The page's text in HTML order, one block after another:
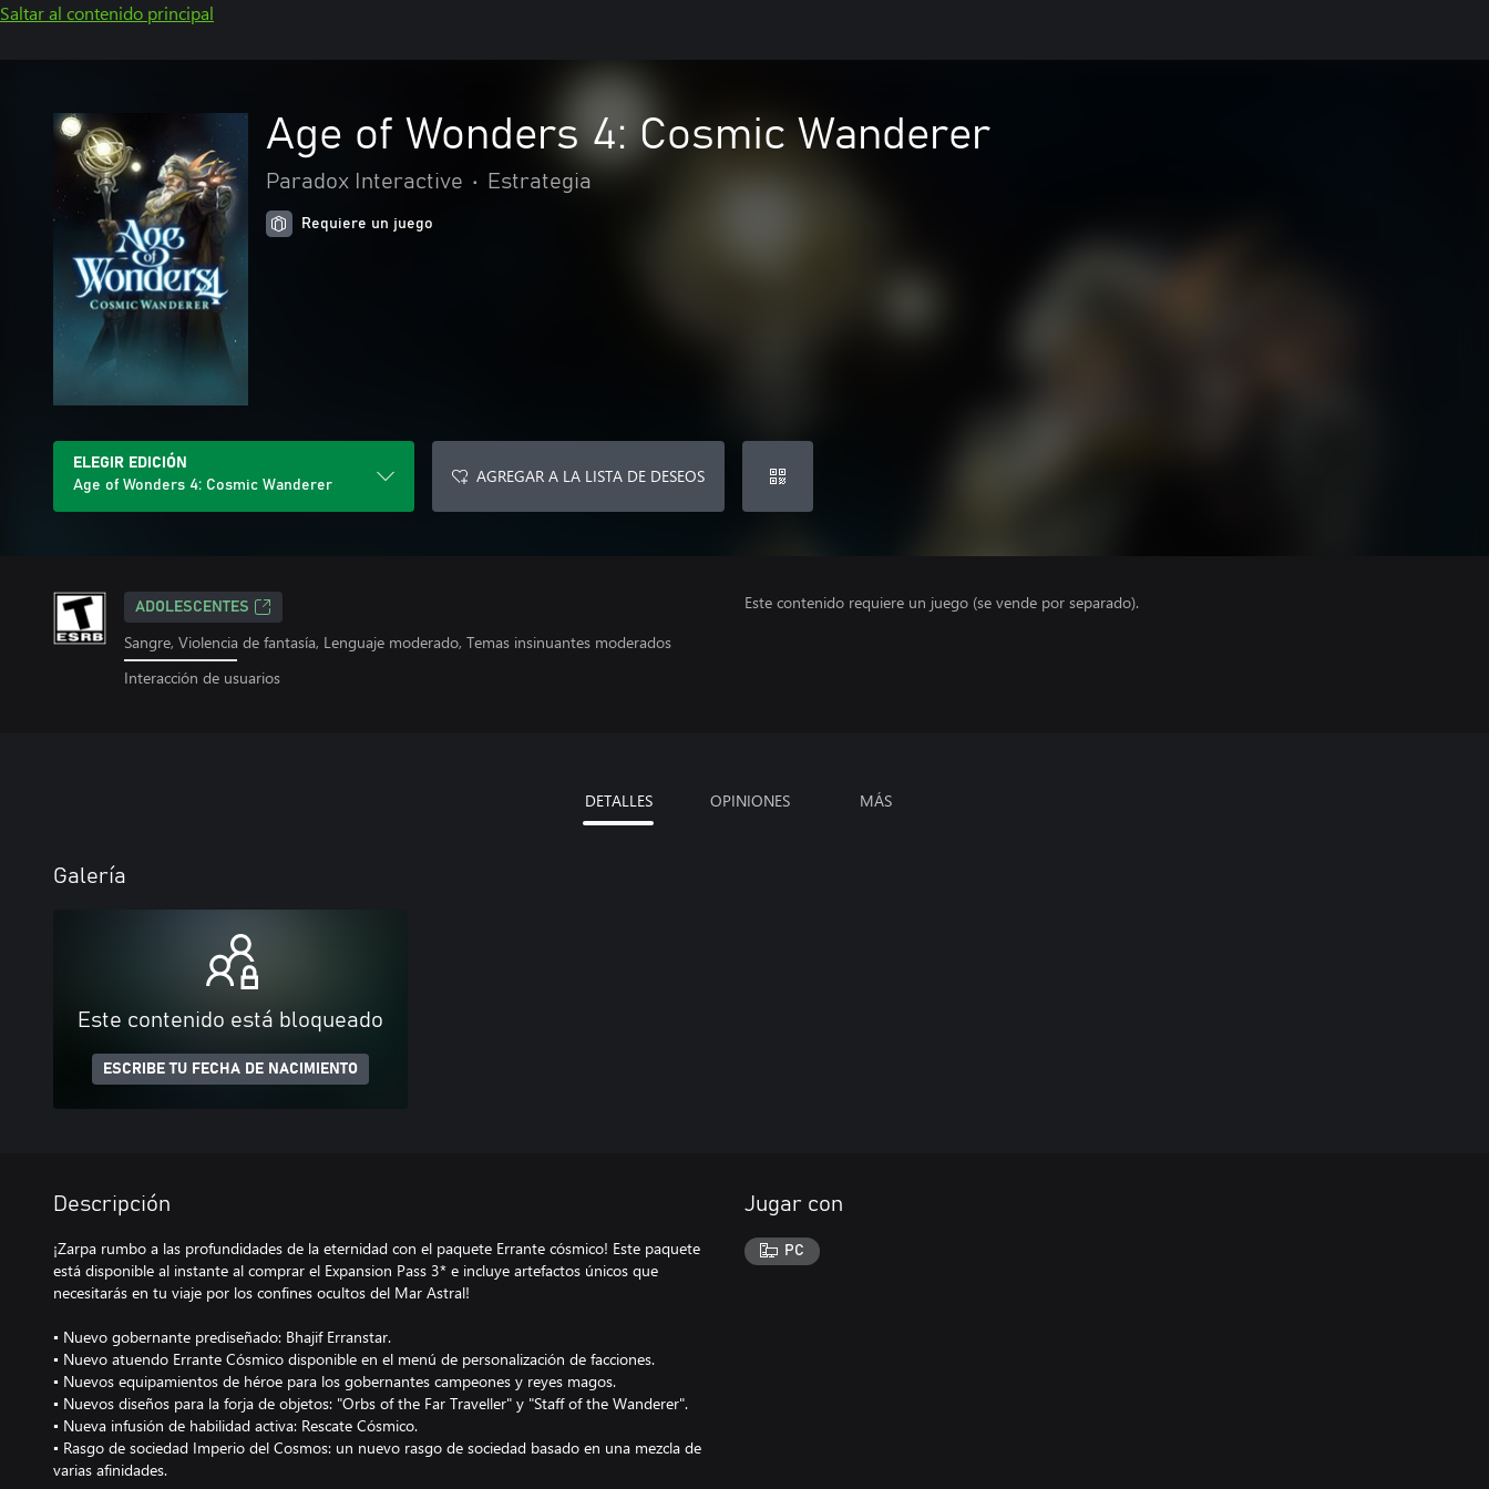
Saltar al contenido principal
Age of Wonders 4: Cosmic Wanderer
Paradox Interactive • Estrategia
Requiere un juego
ELEGIR EDICIÓN
Age of Wonders 4: Cosmic Wanderer
AGREGAR A LA LISTA DE DESEOS
ADOLESCENTES
Sangre, Violencia de fantasía, Lenguaje moderado, Temas insinuantes moderados
Interacción de usuarios
Este contenido requiere un juego (se vende por separado).
DETALLES OPINIONES MÁS
Galería
Este contenido está bloqueado
ESCRIBE TU FECHA DE NACIMIENTO
Descripción
¡Zarpa rumbo a las profundidades de la eternidad con el paquete Errante cósmico! Este paquete
está disponible al instante al comprar el Expansion Pass 3* e incluye artefactos únicos que
necesitarás en tu viaje por los confines ocultos del Mar Astral!
▪ Nuevo gobernante prediseñado: Bhajif Erranstar.
▪ Nuevo atuendo Errante Cósmico disponible en el menú de personalización de facciones.
▪ Nuevos equipamientos de héroe para los gobernantes campeones y reyes magos.
▪ Nuevos diseños para la forja de objetos: "Orbs of the Far Traveller" y "Staff of the Wanderer".
▪ Nueva infusión de habilidad activa: Rescate Cósmico.
▪ Rasgo de sociedad Imperio del Cosmos: un nuevo rasgo de sociedad basado en una mezcla de
varias afinidades.
Jugar con
PC